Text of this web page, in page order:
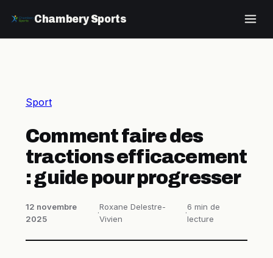
Chambery Sports
Sport
Comment faire des
tractions efficacement
: guide pour progresser
12 novembre
2025
·
Roxane Delestre-
Vivien
·
6 min de
lecture